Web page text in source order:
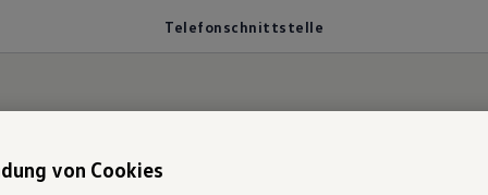
Telefonschnittstelle
von Cookies